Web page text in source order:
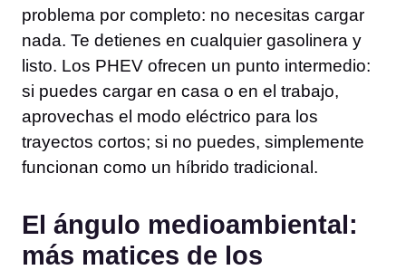
problema por completo: no necesitas cargar
nada. Te detienes en cualquier gasolinera y
listo. Los PHEV ofrecen un punto intermedio:
si puedes cargar en casa o en el trabajo,
aprovechas el modo eléctrico para los
trayectos cortos; si no puedes, simplemente
funcionan como un híbrido tradicional.
El ángulo medioambiental:
más matices de los